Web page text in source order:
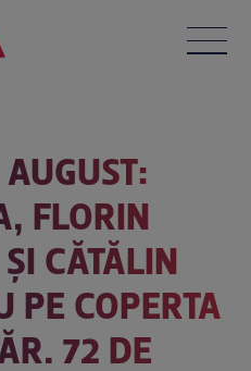
FLORIN
CĂTĂLIN
PE COPERTA
72 DE